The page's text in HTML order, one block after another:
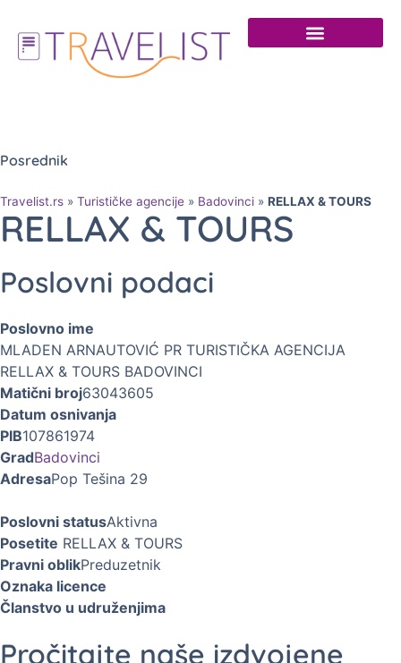
Posrednik
Travelist.rs » Turističke agencije » Badovinci » RELLAX & TOURS
RELLAX & TOURS
Poslovni podaci
Poslovno ime
MLADEN ARNAUTOVIĆ PR TURISTIČKA AGENCIJA
RELLAX & TOURS BADOVINCI
Matični broj63043605
Datum osnivanja
PIB107861974
GradBadovinci
AdresaPop Tešina 29
Poslovni statusAktivna
Posetite RELLAX & TOURS
Pravni oblikPreduzetnik
Oznaka licence
Članstvo u udruženjima
Pročitajte naše izdvojene